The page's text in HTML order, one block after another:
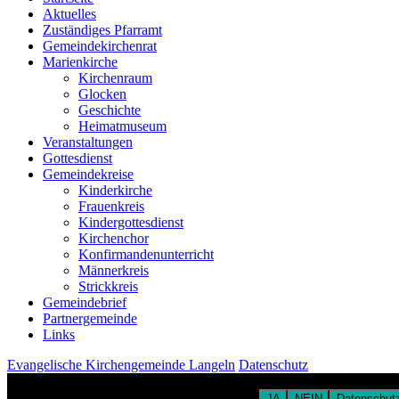
Aktuelles
Zuständiges Pfarramt
Gemeindekirchenrat
Marienkirche
Kirchenraum
Glocken
Geschichte
Heimatmuseum
Veranstaltungen
Gottesdienst
Gemeindekreise
Kinderkirche
Frauenkreis
Kindergottesdienst
Kirchenchor
Konfirmandenunterricht
Männerkreis
Strickkreis
Gemeindebrief
Partnergemeinde
Links
Evangelische Kirchengemeinde Langeln Datenschutz